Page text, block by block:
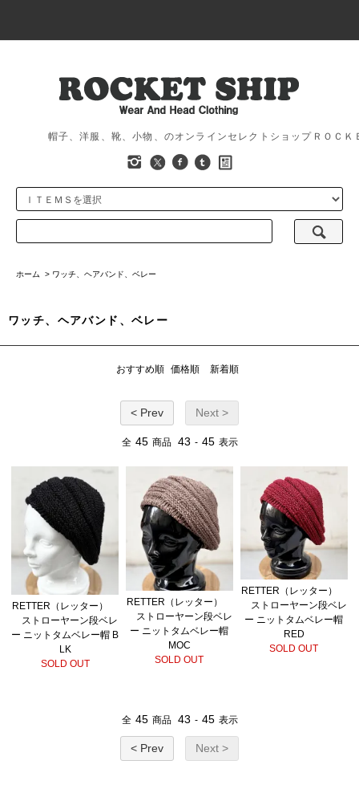
帽子、洋服、靴、小物、のオンラインセレクトショップＲＯＣ
ホーム > ワッチ、ヘアバンド、ベレー
ワッチ、ヘアバンド、ベレー
おすすめ順 価格順 新着順
< Prev Next >
全 45 商品 43 - 45 表示
RETTER（レッター）
ストローヤーン段ベレ
ー ニットタムベレー帽 B
LK
SOLD OUT
RETTER（レッター）
ストローヤーン段ベレ
ー ニットタムベレー帽
MOC
SOLD OUT
RETTER（レッター）
ストローヤーン段ベレ
ー ニットタムベレー帽
RED
SOLD OUT
全 45 商品 43 - 45 表示
< Prev Next >